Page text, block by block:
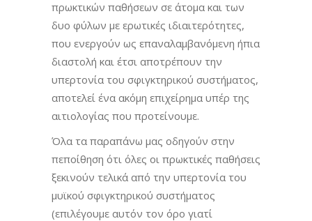
πρωκτικών παθήσεων σε άτομα και των
δυο φύλων με ερωτικές ιδιαιτερότητες,
που ενεργούν ως επαναλαμβανόμενη ήπια
διαστολή και έτσι αποτρέπουν την
υπερτονία του σφιγκτηρικού συστήματος,
αποτελεί ένα ακόμη επιχείρημα υπέρ της
αιτιολογίας που προτείνουμε.
Όλα τα παραπάνω μας οδηγούν στην
πεποίθηση ότι όλες οι πρωκτικές παθήσεις
ξεκινούν τελικά από την υπερτονία του
μυϊκού σφιγκτηρικού συστήματος
(επιλέγουμε αυτόν τον όρο γιατί